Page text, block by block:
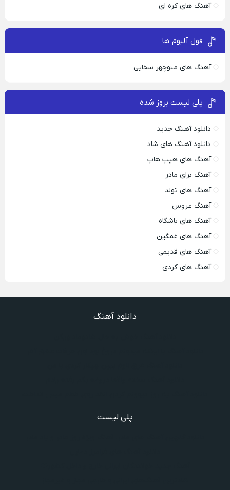
آهنگ های کره ای
فول آلبوم ها
آهنگ های منوچهر سخایی
پلی لیست بروز شده
دانلود آهنگ جدید
دانلود آهنگ های شاد
آهنگ های هیپ هاپ
آهنگ برای مادر
آهنگ های تولد
آهنگ عروس
آهنگ های باشگاه
آهنگ های غمگین
آهنگ های قدیمی
آهنگ های کردی
دانلود آهنگ
پلی لیست